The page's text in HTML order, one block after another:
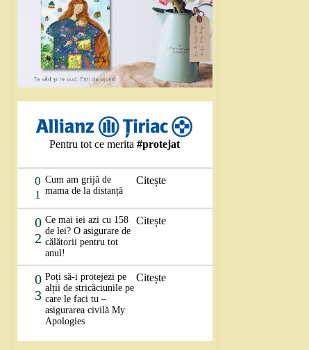
Pentru tot ce merita#protejat
0
1
Cum am grijă de
mama de la distanță
Citește
0
2
Ce mai iei azi cu 158
de lei? O asigurare de
călătorii pentru tot
anul!
Citește
0
3
Poți să-i protejezi pe
alții de stricăciunile pe
care le faci tu –
asigurarea civilă My
Apologies
Citește